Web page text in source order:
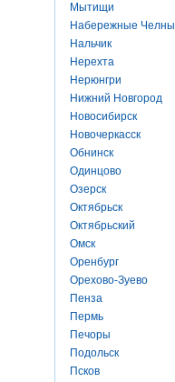
Мытищи
Набережные Челны
Нальчик
Нерехта
Нерюнгри
Нижний Новгород
Новосибирск
Новочеркасск
Обнинск
Одинцово
Озерск
Октябрьск
Октябрьский
Омск
Оренбург
Орехово-Зуево
Пенза
Пермь
Печоры
Подольск
Псков